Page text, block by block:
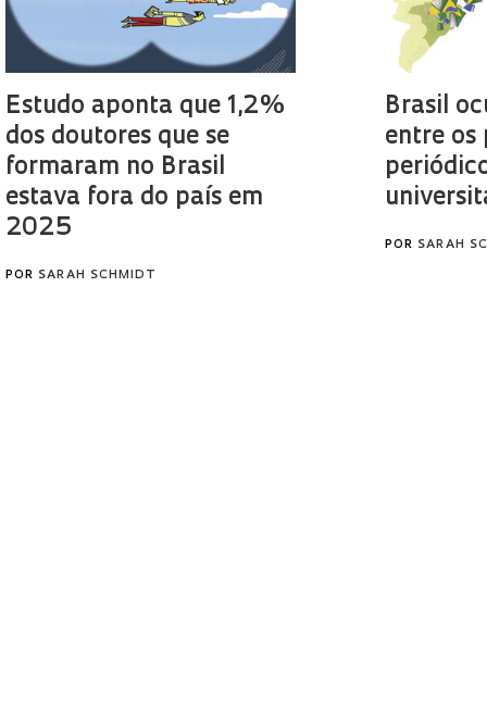
Estudo aponta que 1,2%
dos doutores que se
formaram no Brasil
estava fora do país em
2025
POR SARAH SCHMIDT
Brasil
entre os
POR SARAH